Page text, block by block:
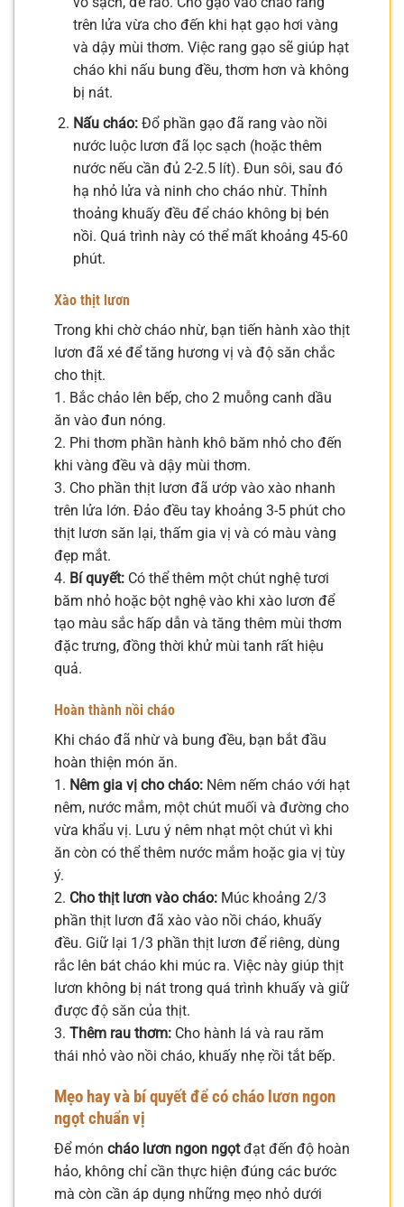
trên lửa vừa cho đến khi hạt gạo hơi vàng
và dậy mùi thơm. Việc rang gạo sẽ giúp hạt
cháo khi nấu bung đều, thơm hơn và không
bị nát.
Nấu cháo:Đổ phần gạo đã rang vào nồi
nước luộc lươn đã lọc sạch (hoặc thêm
nước nếu cần đủ 2-2.5 lít). Đun sôi, sau đó
hạ nhỏ lửa và ninh cho cháo nhừ. Thỉnh
thoảng khuấy đều để cháo không bị bén
nồi. Quá trình này có thể mất khoảng 45-60
phút.
Xào thịt lươn
Trong khi chờ cháo nhừ, bạn tiến hành xào thịt
lươn đã xé để tăng hương vị và độ săn chắc
cho thịt.
1. Bắc chảo lên bếp, cho 2 muỗng canh dầu
ăn vào đun nóng.
2. Phi thơm phần hành khô băm nhỏ cho đến
khi vàng đều và dậy mùi thơm.
3. Cho phần thịt lươn đã ướp vào xào nhanh
trên lửa lớn. Đảo đều tay khoảng 3-5 phút cho
thịt lươn săn lại, thấm gia vị và có màu vàng
đẹp mắt.
4. Bí quyết: Có thể thêm một chút nghệ tươi
băm nhỏ hoặc bột nghệ vào khi xào lươn để
tạo màu sắc hấp dẫn và tăng thêm mùi thơm
đặc trưng, đồng thời khử mùi tanh rất hiệu
quả.
Hoàn thành nồi cháo
Khi cháo đã nhừ và bung đều, bạn bắt đầu
hoàn thiện món ăn.
1. Nêm gia vị cho cháo: Nêm nếm cháo với hạt
nêm, nước mắm, một chút muối và đường cho
vừa khẩu vị. Lưu ý nêm nhạt một chút vì khi
ăn còn có thể thêm nước mắm hoặc gia vị tùy
ý.
2. Cho thịt lươn vào cháo: Múc khoảng 2/3
phần thịt lươn đã xào vào nồi cháo, khuấy
đều. Giữ lại 1/3 phần thịt lươn để riêng, dùng
rắc lên bát cháo khi múc ra. Việc này giúp thịt
lươn không bị nát trong quá trình khuấy và giữ
được độ săn của thịt.
3. Thêm rau thơm: Cho hành lá và rau răm
thái nhỏ vào nồi cháo, khuấy nhẹ rồi tắt bếp.
Mẹo hay và bí quyết để có cháo lươn ngon
ngọt chuẩn vị
Để món cháo lươn ngon ngọtđạt đến độ hoàn
hảo, không chỉ cần thực hiện đúng các bước
mà còn cần áp dụng những mẹo nhỏ dưới